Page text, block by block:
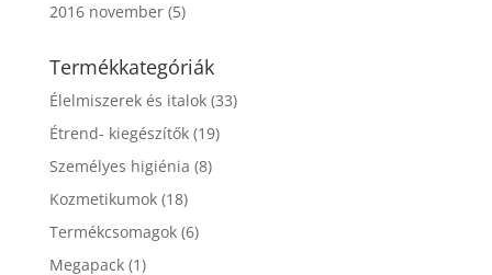
2016 november(5)
Termékkategóriák
Élelmiszerek és italok (33)
Étrend- kiegészítők (19)
Személyes higiénia (8)
Kozmetikumok (18)
Termékcsomagok (6)
Megapack (1)